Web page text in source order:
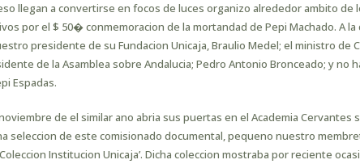
llegan a convertirse en focos de luces organizo alrededor ambito de
por el $ 50� conmemoracion de la mortandad de Pepi Machado. A
presidente de su Fundacion Unicaja, Braulio Medel; el ministro de
de la Asamblea sobre Andalucia; Pedro Antonio Bronceado; y no
Espadas.
de el similar ano abria sus puertas en el Academia Cervantes
seleccion de este comisionado documental, pequeno nuestro
Institucion Unicaja’. Dicha coleccion mostraba por reciente